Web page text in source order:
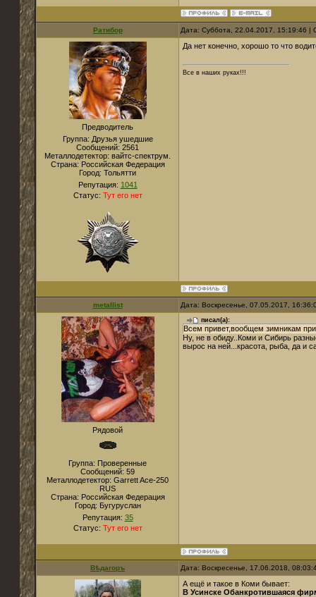
Ратибор Дата: Суббота, 22.04.2017, 15:19:46
Предводитель
Группа: Друзья ушедшие
Сообщений: 2561
Металлодетектор: вайтс-спектрум.
Страна: Российская Федерация
Город: Тольятти
Репутация: 1041
Статус: Тут его нет
Да нет конечно, хорошо то что
Все в наших руках!!!
metallist Дата: Воскресенье, 07.05.2017,
Рядовой
Группа: Проверенные
Сообщений: 59
Металлодетектор: Garrett Ace-250
RUS
Страна: Российская Федерация
Город: Бугуруслан
Репутация: 35
Статус: Тут его нет
писал(а):
Всем привет,вообщем зимникам
Ну, не в обиду..Коми и Сибирь
вырос на ней...красота, рыба, да и
Вѣдагоръ Дата: Воскресенье, 17.06.2018,
А ещё и такое в Коми бывает:
В Усинске Обанкротившаяся